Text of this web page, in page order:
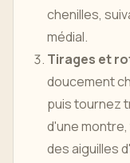
chenilles,
médial.
Tirages et
doucement
puis tournez
d'une
des aiguilles